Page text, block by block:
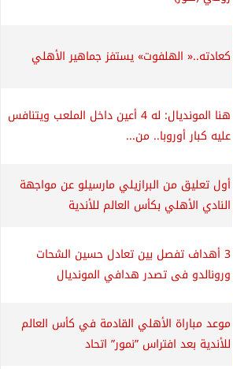
كعادته..« الهلفوت» يستفز جماهير الأهلي
هنا المونديال: له 4 أعين داخل الملعب ويتنافس
عليه كبار أوروبا.. من...
أول تعليق من البرازيلي مارسيلو عن مواجهة
النادي الأهلي بكأس العالم للأندية
3 أهداف تفصل بين تعادل حسين الشحات
ورونالدو فى تصدر هدافي المونديال
موعد مباراة الأهلي القادمة في كأس العالم
للأندية بعد افتراس ”نمور” اتحاد